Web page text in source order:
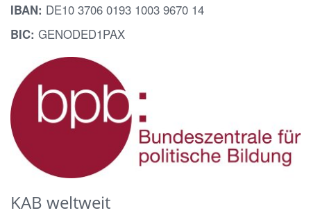
IBAN: DE10 3706 0193 1003 9670 14
BIC: GENODED1PAX
KAB weltweit